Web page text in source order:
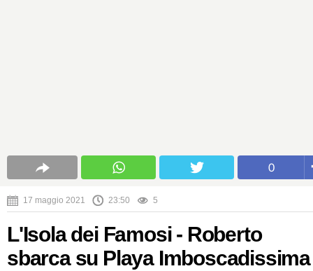
0
17 maggio 2021 23:50 5
L'Isola dei Famosi - Roberto
sbarca su Playa Imboscadissima